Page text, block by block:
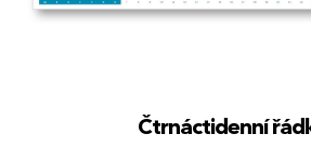
Čtrnáctidenní